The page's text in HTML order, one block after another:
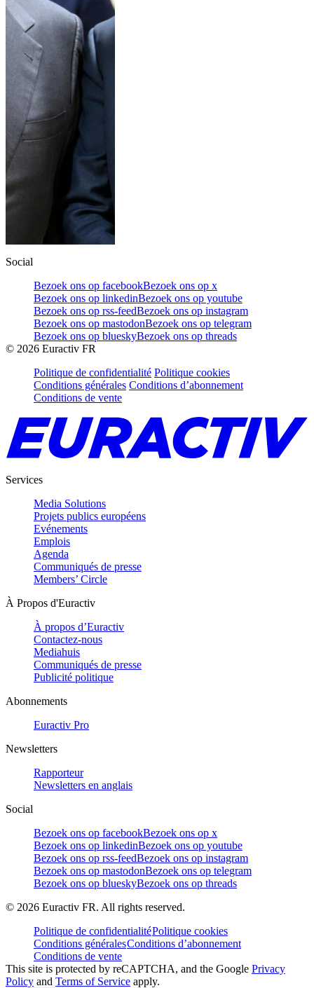
Social
Bezoek ons op facebookBezoek ons op x
Bezoek ons op linkedinBezoek ons op youtube
Bezoek ons op rss-feedBezoek ons op instagram
Bezoek ons op mastodonBezoek ons op telegram
Bezoek ons op blueskyBezoek ons op threads
© 2026 Euractiv FR
Politique de confidentialité Politique cookies
Conditions générales Conditions d’abonnement
Conditions de vente
Services
Media Solutions
Projets publics européens
Evénements
Emplois
Agenda
Communiqués de presse
Members’ Circle
À Propos d'Euractiv
À propos d’Euractiv
Contactez-nous
Mediahuis
Communiqués de presse
Publicité politique
Abonnements
Euractiv Pro
Newsletters
Rapporteur
Newsletters en anglais
Social
Bezoek ons op facebookBezoek ons op x
Bezoek ons op linkedinBezoek ons op youtube
Bezoek ons op rss-feedBezoek ons op instagram
Bezoek ons op mastodonBezoek ons op telegram
Bezoek ons op blueskyBezoek ons op threads
© 2026 Euractiv FR. All rights reserved.
Politique de confidentialitéPolitique cookies
Conditions généralesConditions d’abonnement
Conditions de vente
This site is protected by reCAPTCHA, and the Google Privacy
Policy and Terms of Service apply.